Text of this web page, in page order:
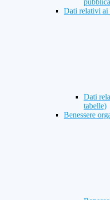
Dati relativi ai
Dati
tabelle)
Benessere